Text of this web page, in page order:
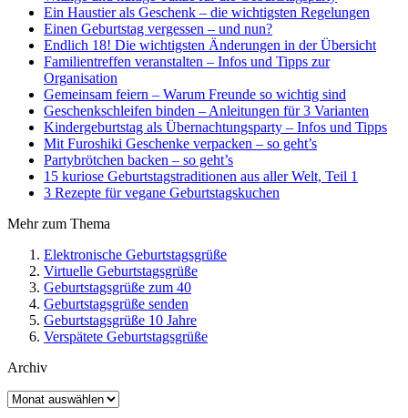
Ein Haustier als Geschenk – die wichtigsten Regelungen
Einen Geburtstag vergessen – und nun?
Endlich 18! Die wichtigsten Änderungen in der Übersicht
Familientreffen veranstalten – Infos und Tipps zur
Organisation
Gemeinsam feiern – Warum Freunde so wichtig sind
Geschenkschleifen binden – Anleitungen für 3 Varianten
Kindergeburtstag als Übernachtungsparty – Infos und Tipps
Mit Furoshiki Geschenke verpacken – so geht’s
Partybrötchen backen – so geht’s
15 kuriose Geburtstagstraditionen aus aller Welt, Teil 1
3 Rezepte für vegane Geburtstagskuchen
Mehr zum Thema
Elektronische Geburtstagsgrüße
Virtuelle Geburtstagsgrüße
Geburtstagsgrüße zum 40
Geburtstagsgrüße senden
Geburtstagsgrüße 10 Jahre
Verspätete Geburtstagsgrüße
Archiv
Archiv